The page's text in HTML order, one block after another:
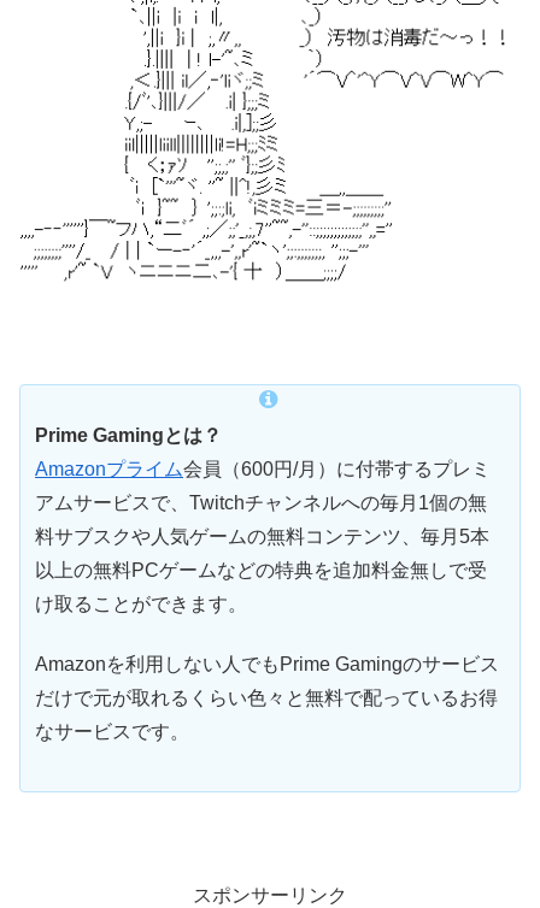
Prime Gamingとは？
Amazonプライム会員（600円/月）に付帯するプレミ
アムサービスで、Twitchチャンネルへの毎月1個の無
料サブスクや人気ゲームの無料コンテンツ、毎月5本
以上の無料PCゲームなどの特典を追加料金無しで受
け取ることができます。
Amazonを利用しない人でもPrime Gamingのサービス
だけで元が取れるくらい色々と無料で配っているお得
なサービスです。
スポンサーリンク